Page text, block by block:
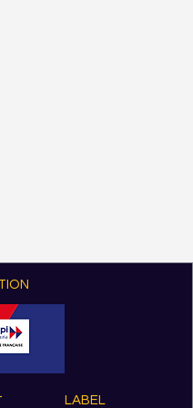
LABEL